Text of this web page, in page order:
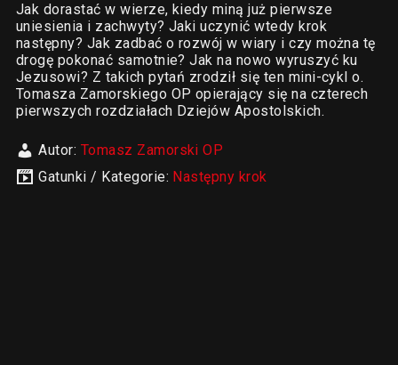
Jak dorastać w wierze, kiedy miną już pierwsze
uniesienia i zachwyty? Jaki uczynić wtedy krok
następny? Jak zadbać o rozwój w wiary i czy można tę
drogę pokonać samotnie? Jak na nowo wyruszyć ku
Jezusowi? Z takich pytań zrodził się ten mini-cykl o.
Tomasza Zamorskiego OP opierający się na czterech
pierwszych rozdziałach Dziejów Apostolskich.
Autor: Tomasz Zamorski OP
Gatunki / Kategorie: Następny krok